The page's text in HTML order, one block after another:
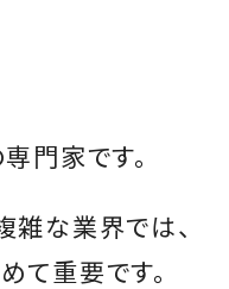
門家です。
雑な業界では、
て重要です。